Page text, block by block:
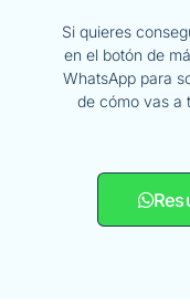
Si quieres
en el botón de
WhatsApp para
de cómo vas a